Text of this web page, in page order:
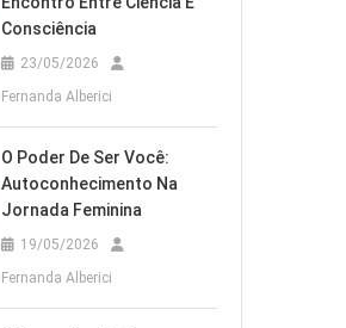
Consciência
23/05/2026
Fernanda Alberici
O Poder De Ser Você:
Autoconhecimento Na
Jornada Feminina
19/05/2026
Fernanda Alberici